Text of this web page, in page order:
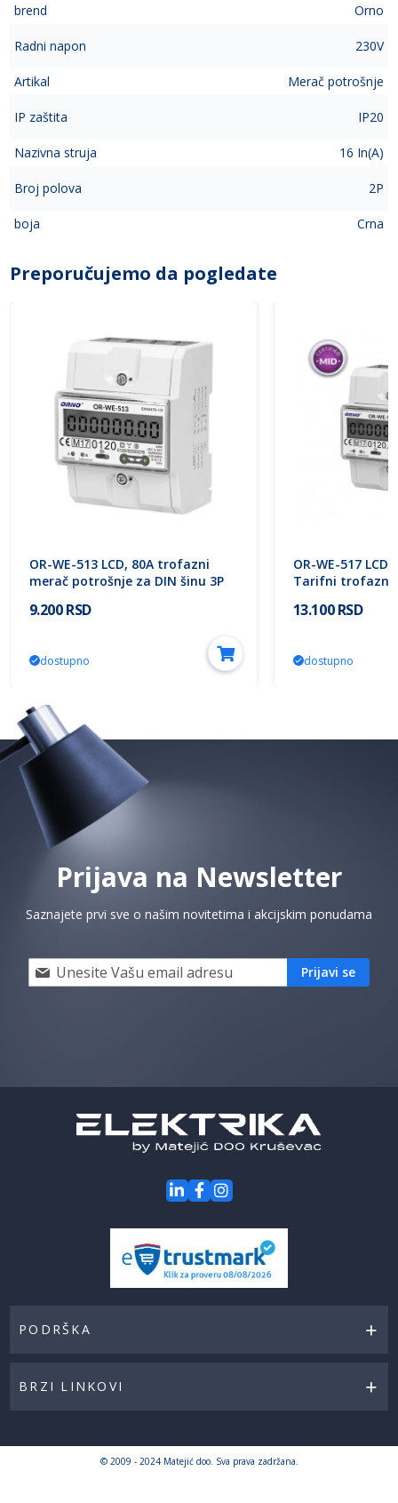
brend Orno
Radni napon 230V
Artikal Merač potrošnje
IP zaštita IP20
Nazivna struja 16 In(A)
Broj polova 2P
boja Crna
Preporučujemo da pogledate
OR-WE-513 LCD, 80A trofazni
merač potrošnje za DIN šinu 3P
ORNO
9.200 RSD
dostupno
OR-WE-517
Tarifni trofazni
3P 1000imp/
13.100 RSD
dostupno
Prijava na Newsletter
Saznajete prvi sve o našim novitetima i akcijskim ponudama
Prijavi
se
akcije
Prijavi se
PODRŠKA
BRZI LINKOVI
© 2009 - 2024 Matejić doo. Sva prava zadržana.